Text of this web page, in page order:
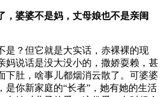
，婆婆不是妈，丈母娘也不是亲闺
是？但它就是大实话，赤裸裸的现
妈说话是没大没小的，撒娇耍赖，甚
下肚，啥事儿都烟消云散了。可婆婆
是你新家庭的“长者”，她有她的生活